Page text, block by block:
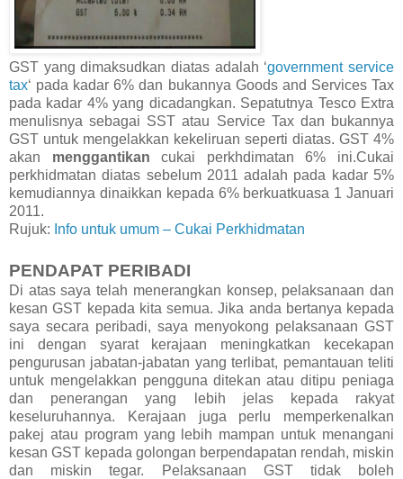
GST yang dimaksudkan diatas adalah ‘government service
tax‘ pada kadar 6% dan bukannya Goods and Services Tax
pada kadar 4% yang dicadangkan. Sepatutnya Tesco Extra
menulisnya sebagai SST atau Service Tax dan bukannya
GST untuk mengelakkan kekeliruan seperti diatas. GST 4%
akan menggantikan cukai perkhdimatan 6% ini.Cukai
perkhidmatan diatas sebelum 2011 adalah pada kadar 5%
kemudiannya dinaikkan kepada 6% berkuatkuasa 1 Januari
2011.
Rujuk: Info untuk umum – Cukai Perkhidmatan
PENDAPAT PERIBADI
Di atas saya telah menerangkan konsep, pelaksanaan dan
kesan GST kepada kita semua. Jika anda bertanya kepada
saya secara peribadi, saya menyokong pelaksanaan GST
ini dengan syarat kerajaan meningkatkan kecekapan
pengurusan jabatan-jabatan yang terlibat, pemantauan teliti
untuk mengelakkan pengguna ditekan atau ditipu peniaga
dan penerangan yang lebih jelas kepada rakyat
keseluruhannya. Kerajaan juga perlu memperkenalkan
pakej atau program yang lebih mampan untuk menangani
kesan GST kepada golongan berpendapatan rendah, miskin
dan miskin tegar. Pelaksanaan GST tidak boleh